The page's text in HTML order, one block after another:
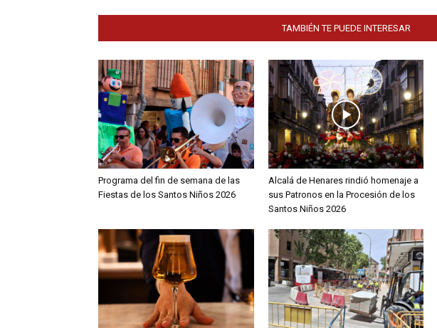
TAMBIÉN TE PUEDE INTERESAR
Programa del fin de semana de las
Fiestas de los Santos Niños 2026
Alcalá de Henares rindió homenaje a
sus Patronos en la Procesión de los
Santos Niños 2026